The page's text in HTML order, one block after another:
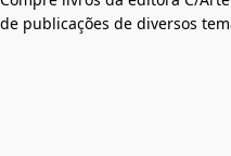
de publicações de diversos